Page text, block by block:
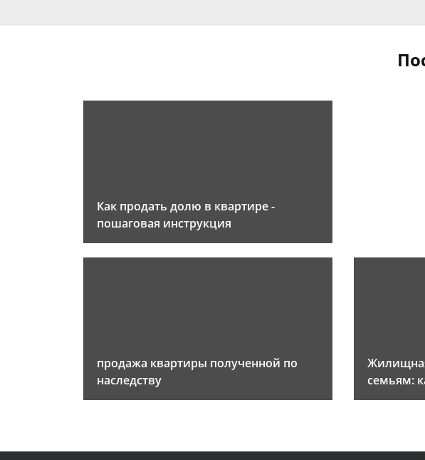
Как продать долю в квартире -
пошаговая инструкция
продажа квартиры полученной по
наследству
семьям: